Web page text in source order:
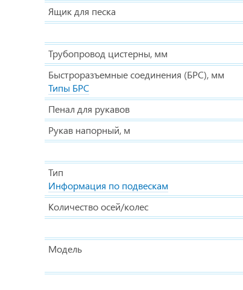
Ящик для песка
Трубопровод цистерны, мм
Быстроразъемные соединения (БРС), мм
Типы БРС
Пенал для рукавов
Рукав напорный, м
Тип
Информация по подвескам
Количество осей/колес
Модель